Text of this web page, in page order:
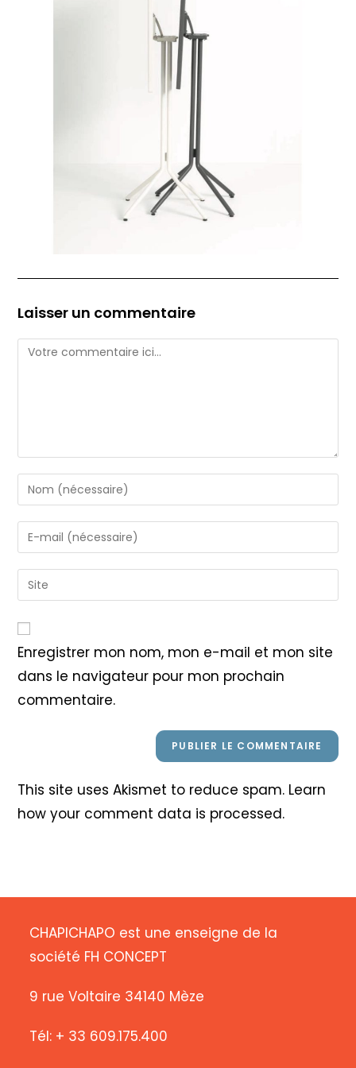
Laisser un commentaire
Comment
Enter
your
name
or
to
comment
Enter
your
email
address
Saisir
l’URL
votre
site
(facultatif)
Enregistrer mon nom, mon e-mail et mon site
dans le navigateur pour mon prochain
commentaire.
This site uses Akismet to reduce spam. Learn
how your comment data is processed.
CHAPICHAPO est une enseigne de la
société FH CONCEPT
9 rue Voltaire 34140 Mèze
Tél: + 33 609.175.400